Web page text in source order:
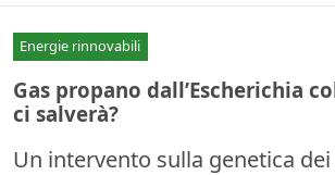
Energie rinnovabili
Gas propano dall’Escherichia
ci salverà?
Un intervento sulla genetica